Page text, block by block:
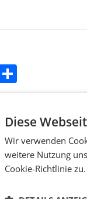
III: Peter Schöber
und
Diese
Wir verwenden
weitere Nutzung
Cookie-Richtlinie zu.